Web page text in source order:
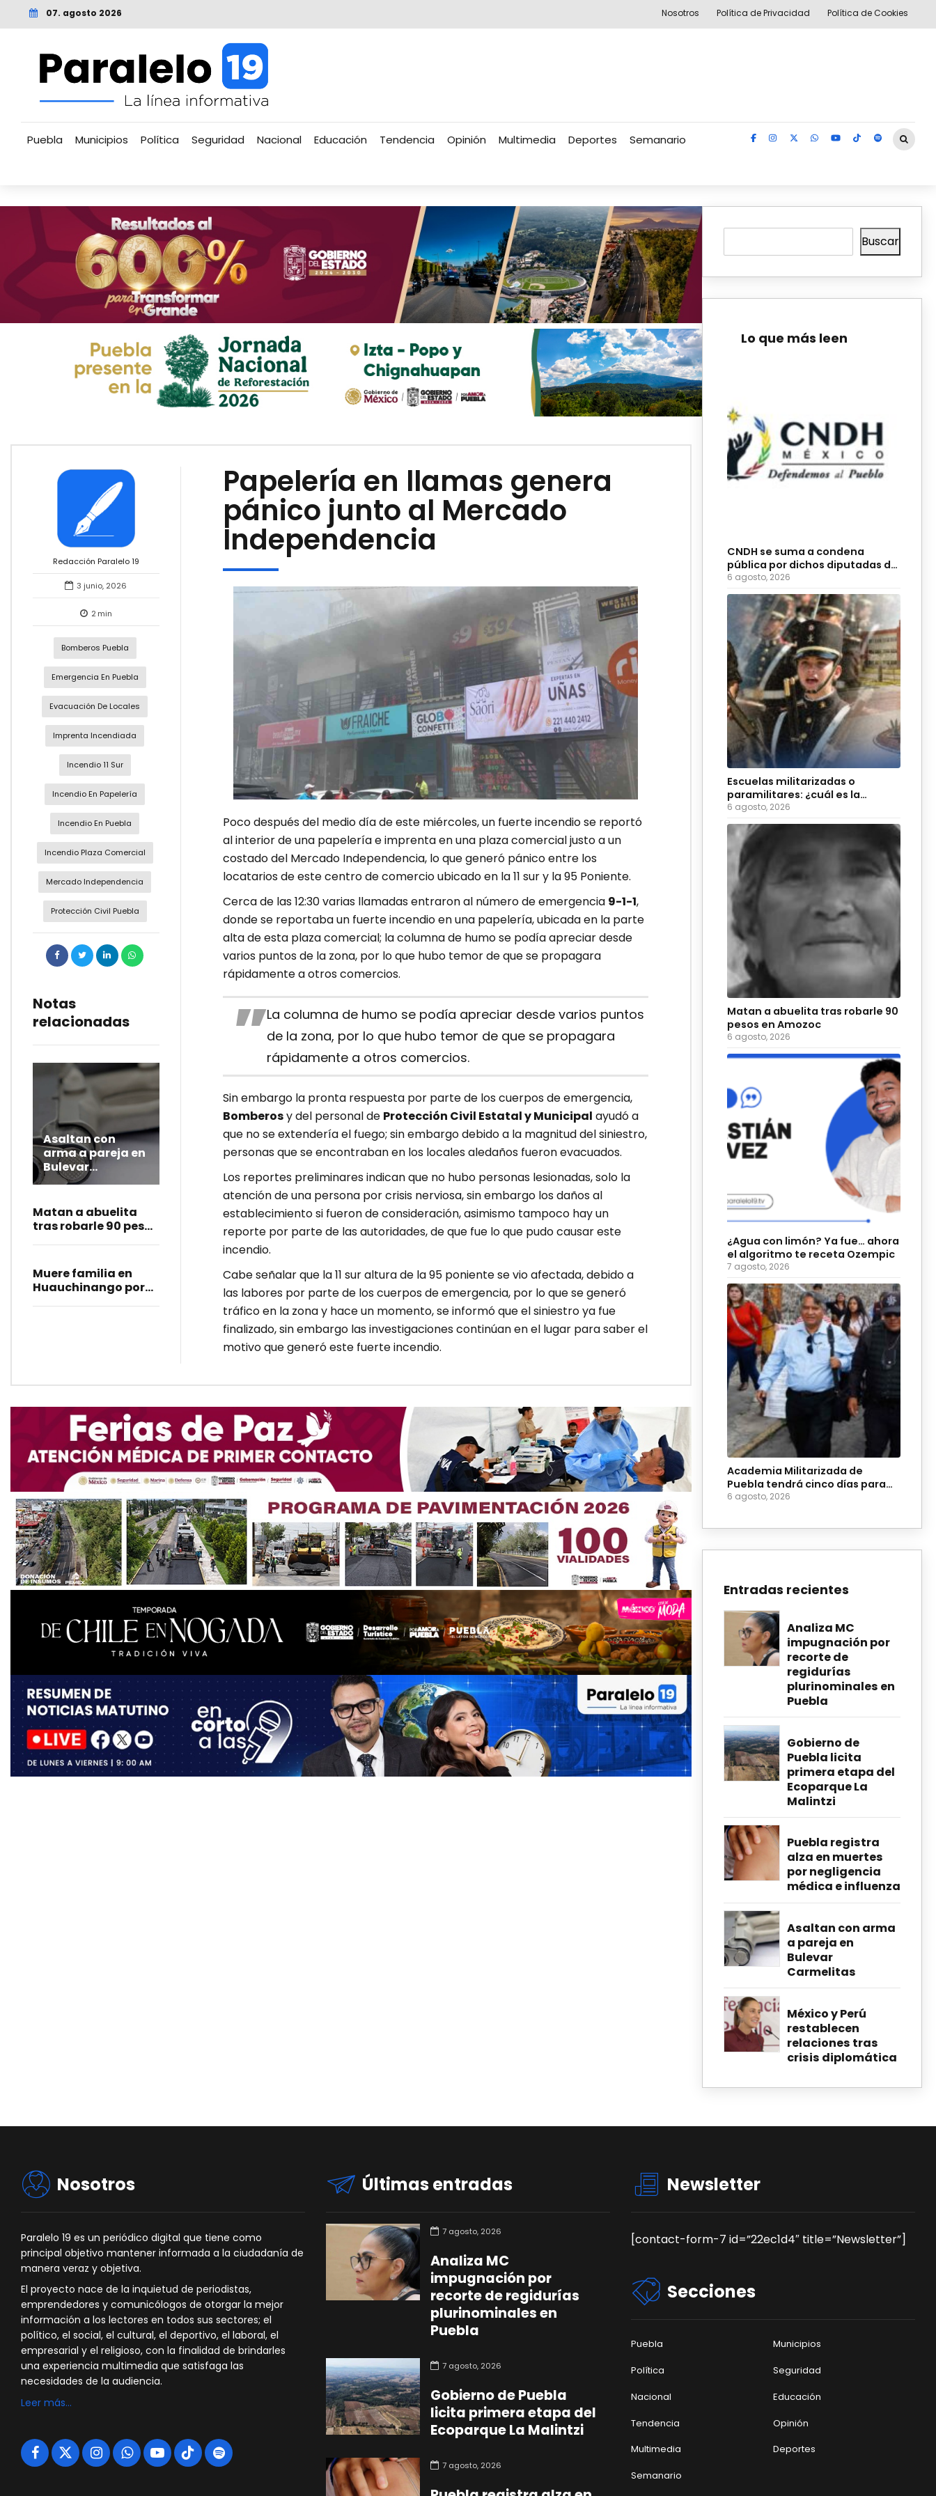
07. agosto 2026 Nosotros Política de Privacidad Política de Cookies
Puebla Municipios Política Seguridad Nacional Educación Tendencia Opinión Multimedia Deportes Semanario
Redacción Paralelo 19
3 junio, 2026
2 min
Bomberos Puebla
Emergencia En Puebla
Evacuación De Locales
Imprenta Incendiada
Incendio 11 Sur
Incendio En Papelería
Incendio En Puebla
Incendio Plaza Comercial
Mercado Independencia
Protección Civil Puebla
Notas
relacionadas
Asaltan con
arma a pareja en
Bulevar
Carmelitas
Matan a abuelita
tras robarle 90 pesos
Muere familia en
Huauchinango por
Papelería en llamas genera
pánico junto al Mercado
Independencia
Poco después del medio día de este miércoles, un fuerte incendio se reportó
al interior de una papelería e imprenta en una plaza comercial justo a un
costado del Mercado Independencia, lo que generó pánico entre los
locatarios de este centro de comercio ubicado en la 11 sur y la 95 Poniente.
Cerca de las 12:30 varias llamadas entraron al número de emergencia 9-1-1,
donde se reportaba un fuerte incendio en una papelería, ubicada en la parte
alta de esta plaza comercial; la columna de humo se podía apreciar desde
varios puntos de la zona, por lo que hubo temor de que se propagara
rápidamente a otros comercios.
La columna de humo se podía apreciar desde varios puntos
de la zona, por lo que hubo temor de que se propagara
rápidamente a otros comercios.
Sin embargo la pronta respuesta por parte de los cuerpos de emergencia,
Bomberosy del personal de Protección Civil Estatal y Municipal ayudó a
que no se extendería el fuego; sin embargo debido a la magnitud del siniestro,
personas que se encontraban en los locales aledaños fueron evacuados.
Los reportes preliminares indican que no hubo personas lesionadas, solo la
atención de una persona por crisis nerviosa, sin embargo los daños al
establecimiento si fueron de consideración, asimismo tampoco hay un
reporte por parte de las autoridades, de que fue lo que pudo causar este
incendio.
Cabe señalar que la 11 sur altura de la 95 poniente se vio afectada, debido a
las labores por parte de los cuerpos de emergencia, por lo que se generó
tráfico en la zona y hace un momento, se informó que el siniestro ya fue
finalizado, sin embargo las investigaciones continúan en el lugar para saber el
motivo que generó este fuerte incendio.
Buscar
Lo que más leen
CNDH se suma a condena
pública por dichos diputadas de
Morena
6 agosto, 2026
Escuelas militarizadas o
paramilitares: ¿cuál es la
diferencia?
6 agosto, 2026
Matan a abuelita tras robarle 90
pesos en Amozoc
6 agosto, 2026
¿Agua con limón? Ya fue… ahora
el algoritmo te receta Ozempic
7 agosto, 2026
Academia Militarizada de
Puebla tendrá cinco días para
evitar suspensión
6 agosto, 2026
Entradas recientes
Analiza MC
impugnación por
recorte de
regidurías
plurinominales en
Puebla
Gobierno de
Puebla licita
primera etapa del
Ecoparque La
Malintzi
Puebla registra
alza en muertes
por negligencia
médica e influenza
Asaltan con arma
a pareja en
Bulevar
Carmelitas
México y Perú
restablecen
relaciones tras
crisis diplomática
Nosotros
Paralelo 19 es un periódico digital que tiene como
principal objetivo mantener informada a la ciudadanía de
manera veraz y objetiva.
El proyecto nace de la inquietud de periodistas,
emprendedores y comunicólogos de otorgar la mejor
información a los lectores en todos sus sectores; el
político, el social, el cultural, el deportivo, el laboral, el
empresarial y el religioso, con la finalidad de brindarles
una experiencia multimedia que satisfaga las
necesidades de la audiencia.
Leer más…
Últimas entradas
7 agosto, 2026
Analiza MC
impugnación por
recorte de regidurías
plurinominales en
Puebla
7 agosto, 2026
Gobierno de Puebla
licita primera etapa del
Ecoparque La Malintzi
7 agosto, 2026
Newsletter
[contact-form-7 id=”22ec1d4″ title=”Newsletter”]
Secciones
Puebla
Municipios
Política
Seguridad
Nacional
Educación
Tendencia
Opinión
Multimedia
Deportes
Semanario